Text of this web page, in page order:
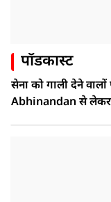
पॉडकास्ट
सेना को गाली देने
Abhinandan से लेकर